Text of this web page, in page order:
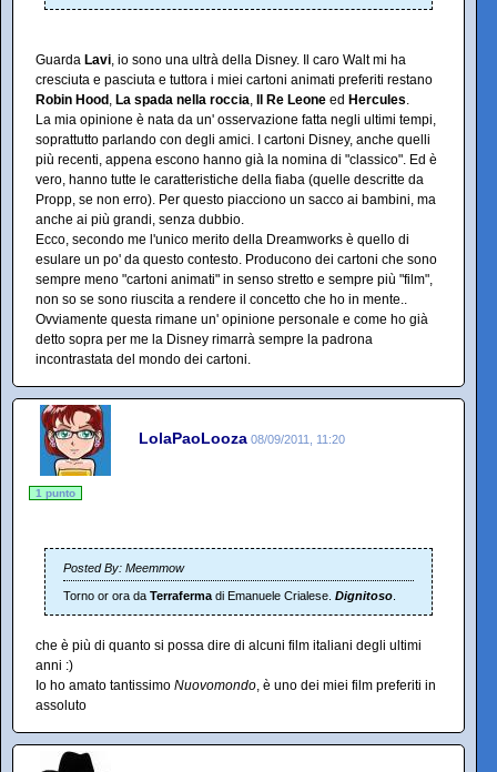
Guarda Lavi, io sono una ultrà della Disney. Il caro Walt mi ha
cresciuta e pasciuta e tuttora i miei cartoni animati preferiti restano
Robin Hood , La spada nella roccia, Il Re Leone ed Hercules.
La mia opinione è nata da un' osservazione fatta negli ultimi tempi,
soprattutto parlando con degli amici. I cartoni Disney, anche quelli
più recenti, appena escono hanno già la nomina di "classico". Ed è
vero, hanno tutte le caratteristiche della fiaba (quelle descritte da
Propp, se non erro). Per questo piacciono un sacco ai bambini, ma
anche ai più grandi, senza dubbio.
Ecco, secondo me l'unico merito della Dreamworks è quello di
esulare un po' da questo contesto. Producono dei cartoni che sono
sempre meno "cartoni animati" in senso stretto e sempre più "film",
non so se sono riuscita a rendere il concetto che ho in mente..
Ovviamente questa rimane un' opinione personale e come ho già
detto sopra per me la Disney rimarrà sempre la padrona
incontrastata del mondo dei cartoni.
LolaPaoLooza 08/09/2011, 11:20
1 punto
Posted By: Meemmow
Torno or ora da Terraferma di Emanuele Crialese. Dignitoso
che è più di quanto si possa dire di alcuni film italiani degli ultimi
anni :)
Io ho amato tantissimo Nuovomondo, è uno dei miei film preferiti in
assoluto